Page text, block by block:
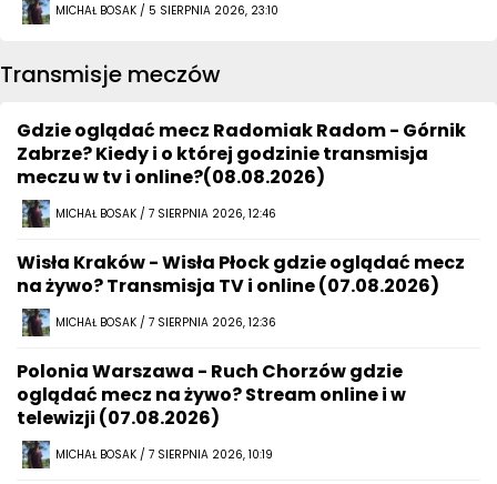
MICHAŁ BOSAK / 5 SIERPNIA 2026, 23:10
Transmisje meczów
Gdzie oglądać mecz Radomiak Radom - Górnik
Zabrze? Kiedy i o której godzinie transmisja
meczu w tv i online?(08.08.2026)
MICHAŁ BOSAK / 7 SIERPNIA 2026, 12:46
Wisła Kraków - Wisła Płock gdzie oglądać mecz
na żywo? Transmisja TV i online (07.08.2026)
MICHAŁ BOSAK / 7 SIERPNIA 2026, 12:36
Polonia Warszawa - Ruch Chorzów gdzie
oglądać mecz na żywo? Stream online i w
telewizji (07.08.2026)
MICHAŁ BOSAK / 7 SIERPNIA 2026, 10:19